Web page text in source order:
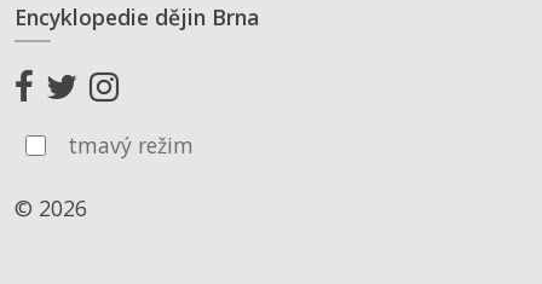
Encyklopedie dějin Brna
tmavý režim
© 2026